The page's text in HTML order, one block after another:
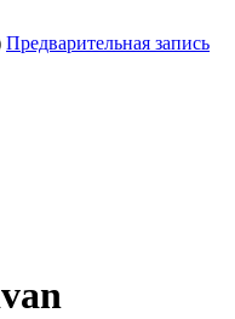
Предварительная запись